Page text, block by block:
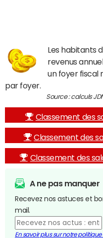
Les habitants
revenus
un foyer fiscal
par foyer.
Source : calculs
Classement des
Classement des
Classement des
A ne pas manquer
Recevez nos astuces et
mail.
En savoir plus sur notre